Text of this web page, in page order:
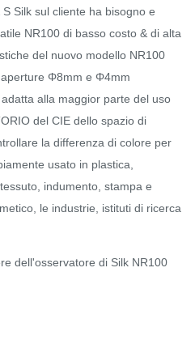
Silk sul cliente ha bisogno e
NR100 di basso costo & di alta
del nuovo modello NR100
Φ8mm e Φ4mm
alla maggior parte del uso
del CIE dello spazio di
la differenza di colore per
usato in plastica,
indumento, stampa e
le industrie, istituti di ricerca